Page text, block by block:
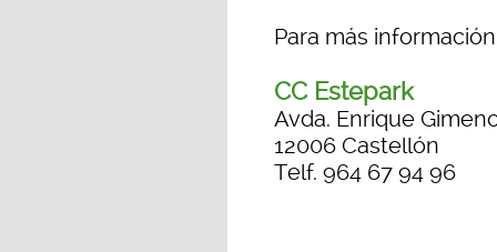
Para más
CC Estepark
Avda. Enrique
12006 Castellón
Telf. 964 67 94 96